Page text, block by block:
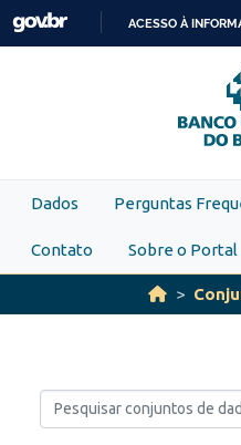
Skip to main content
ACESSO À
Dados Perguntas
Contato Sobre o Portal